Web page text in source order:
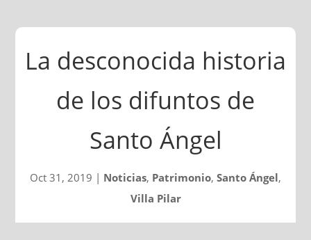
La desconocida historia
de los difuntos de
Santo Ángel
Oct 31, 2019 | Noticias, Patrimonio, Santo Ángel,
Villa Pilar